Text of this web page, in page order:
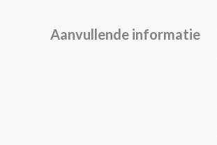
Aanvullende informatie